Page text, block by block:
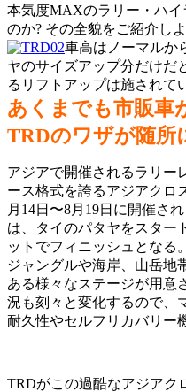
本気度MAXのラリー・ハ
のか? その全貌をご紹介しよ
車高はノーマルか
ヤのサイズアップ分だけだ
るリフトアップは施されて
あくまでも市販車
TRDのワザが随所
アジアで開催されるラリー
ース格式を誇るアジアクロ
月14日〜8月19日に開催さ
は、タイのパタヤをスター
ットでフィニッシュとなる
ジャングルや海岸、山岳地
ある様々なステージが用意
況も刻々と変化するので、
耐久性やセルフリカバリー
TRDがこの過酷なアジアク